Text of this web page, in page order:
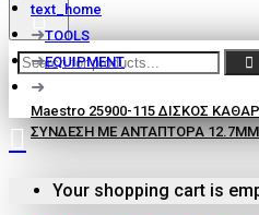
Your shopping cart is
text_home
TOOLS
EQUIPMENT
Maestro 25900-115 ΔΙΣΚΟΣ
ΣΥΝΔΕΣΗ ΜΕ ΑΝΤΑΠΤΟΡΑ